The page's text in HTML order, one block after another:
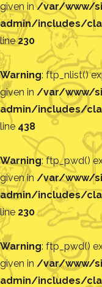
given in/var/www/
admin/includes/
line230
Warning: ftp_nlist()
given in /var/www/
admin/includes/
line 438
Warning: ftp_pwd()
given in /var/www/
admin/includes/
line 230
Warning: ftp_pwd()
given in /var/www/
admin/includes/